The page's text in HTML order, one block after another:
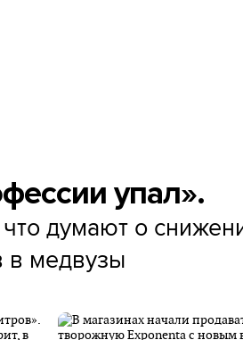
упал».
думают о
в медвузы